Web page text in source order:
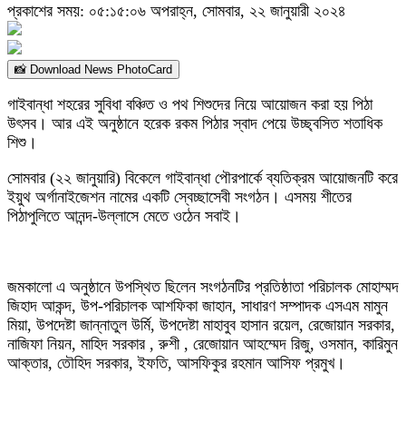
প্রকাশের সময়: ০৫:১৫:০৬ অপরাহ্ন, সোমবার, ২২ জানুয়ারী ২০২৪
📸 Download News PhotoCard
গাইবান্ধা শহরের সুবিধা বঞ্চিত ও পথ শিশুদের নিয়ে আয়োজন করা হয় পিঠা
উৎসব। আর এই অনুষ্ঠানে হরেক রকম পিঠার স্বাদ পেয়ে উচ্ছ্বসিত শতাধিক
শিশু।
সোমবার (২২ জানুয়ারি) বিকেলে গাইবান্ধা পৌরপার্কে ব্যতিক্রম আয়োজনটি করে
ইয়ুথ অর্গানাইজেশন নামের একটি স্বেচ্ছাসেবী সংগঠন। এসময় শীতের
পিঠাপুলিতে আনন্দ-উল্লাসে মেতে ওঠেন সবাই।
জমকালো এ অনুষ্ঠানে উপস্থিত ছিলেন সংগঠনটির প্রতিষ্ঠাতা পরিচালক মোহাম্মদ
জিহাদ আকন্দ, উপ-পরিচালক আশফিকা জাহান, সাধারণ সম্পাদক এসএম মামুন
মিয়া, উপদেষ্টা জান্নাতুল উর্মি, উপদেষ্টা মাহাবুব হাসান রয়েল, রেজোয়ান সরকার,
নাজিফা নিয়ন, মাহিদ সরকার , রুশী , রেজোয়ান আহম্মেদ রিজু, ওসমান, কারিমুন
আক্তার, তৌহিদ সরকার, ইফতি, আসফিকুর রহমান আসিফ প্রমুখ।